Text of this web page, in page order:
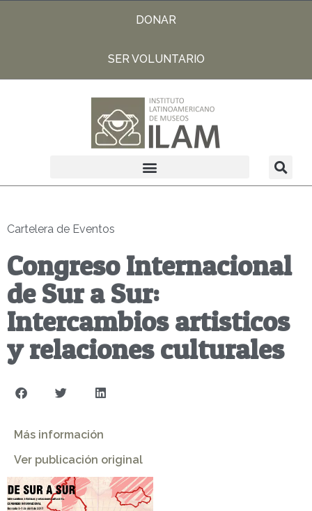
DONAR
SER VOLUNTARIO
Cartelera de Eventos
Congreso Internacional
de Sur a Sur:
Intercambios artisticos
y relaciones culturales
Más información
Ver publicación original